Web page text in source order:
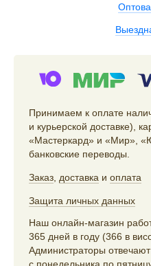
Принимаем к оплате
и курьерской доставке),
«Мастеркард» и «Мир»,
банковские переводы.
Заказ доставка и оплата
Защита личных данных
Наш онлайн-магазин
365 дней в году (366 в
Администраторы отвечают
с понедельника по